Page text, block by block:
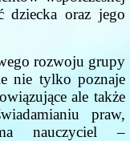
dziecka oraz jego
rozwoju grupy
nie tylko poznaje
ale także
praw,
nauczyciel –